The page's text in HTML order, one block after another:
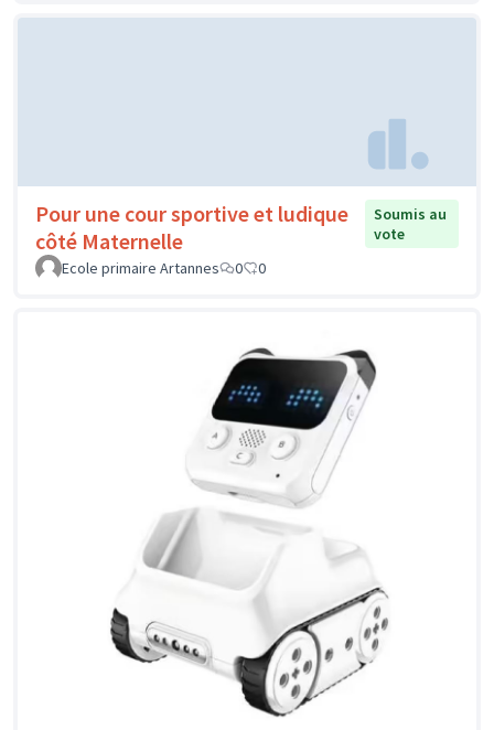
Pour une cour sportive et ludique
côté Maternelle
Soumis au
vote
Ecole primaire Artannes
0 0